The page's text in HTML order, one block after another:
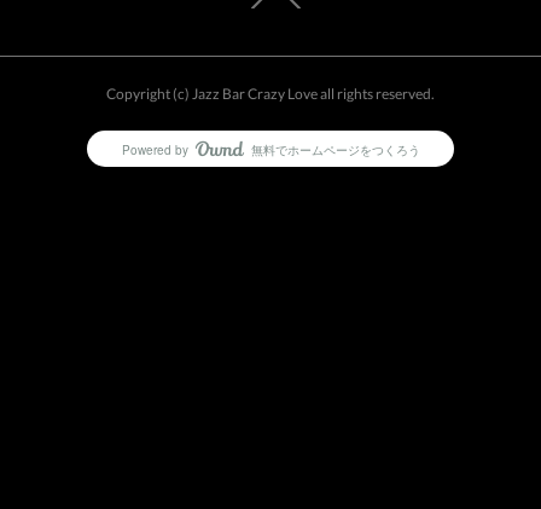
Copyright (c) Jazz Bar Crazy Love all rights reserved.
Powered by AmebaOwnd
無料でホームページをつくろう